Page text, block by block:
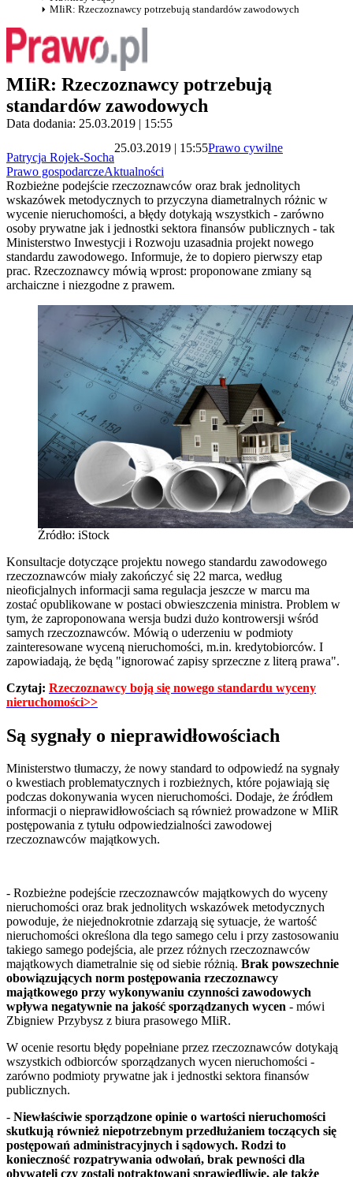
MIiR: Rzeczoznawcy potrzebują standardów zawodowych
MIiR: Rzeczoznawcy potrzebują
standardów zawodowych
Data dodania: 25.03.2019 | 15:55
Patrycja Rojek-Socha
25.03.2019 | 15:55Prawo cywilne
Prawo gospodarczeAktualności
Rozbieżne podejście rzeczoznawców oraz brak jednolitych
wskazówek metodycznych to przyczyna diametralnych różnic w
wycenie nieruchomości, a błędy dotykają wszystkich - zarówno
osoby prywatne jak i jednostki sektora finansów publicznych - tak
Ministerstwo Inwestycji i Rozwoju uzasadnia projekt nowego
standardu zawodowego. Informuje, że to dopiero pierwszy etap
prac. Rzeczoznawcy mówią wprost: proponowane zmiany są
archaiczne i niezgodne z prawem.
Źródło: iStock
Konsultacje dotyczące projektu nowego standardu zawodowego
rzeczoznawców miały zakończyć się 22 marca, według
nieoficjalnych informacji sama regulacja jeszcze w marcu ma
zostać opublikowane w postaci obwieszczenia ministra. Problem w
tym, że zaproponowana wersja budzi dużo kontrowersji wśród
samych rzeczoznawców. Mówią o uderzeniu w podmioty
zainteresowane wyceną nieruchomości, m.in. kredytobiorców. I
zapowiadają, że będą "ignorować zapisy sprzeczne z literą prawa".
Czytaj: Rzeczoznawcy boją się nowego standardu wyceny
nieruchomości>>
Są sygnały o nieprawidłowościach
Ministerstwo tłumaczy, że nowy standard to odpowiedź na sygnały
o kwestiach problematycznych i rozbieżnych, które pojawiają się
podczas dokonywania wycen nieruchomości. Dodaje, że źródłem
informacji o nieprawidłowościach są również prowadzone w MIiR
postępowania z tytułu odpowiedzialności zawodowej
rzeczoznawców majątkowych.
- Rozbieżne podejście rzeczoznawców majątkowych do wyceny
nieruchomości oraz brak jednolitych wskazówek metodycznych
powoduje, że niejednokrotnie zdarzają się sytuacje, że wartość
nieruchomości określona dla tego samego celu i przy zastosowaniu
takiego samego podejścia, ale przez różnych rzeczoznawców
majątkowych diametralnie się od siebie różnią. Brak powszechnie
obowiązujących norm postępowania rzeczoznawcy
majątkowego przy wykonywaniu czynności zawodowych
wpływa negatywnie na jakość sporządzanych wycen - mówi
Zbigniew Przybysz z biura prasowego MIiR.
W ocenie resortu błędy popełniane przez rzeczoznawców dotykają
wszystkich odbiorców sporządzanych wycen nieruchomości -
zarówno podmioty prywatne jak i jednostki sektora finansów
publicznych.
- Niewłaściwie sporządzone opinie o wartości nieruchomości
skutkują również niepotrzebnym przedłużaniem toczących się
postępowań administracyjnych i sądowych. Rodzi to
konieczność rozpatrywania odwołań, brak pewności dla
obywateli czy zostali potraktowani sprawiedliwie, ale także